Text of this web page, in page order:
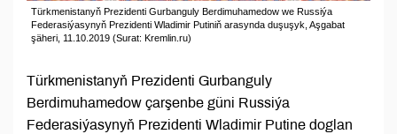
Türkmenistanyň Prezidenti Gurbanguly Berdimuhamedow we Russiýa
Federasiýasynyň Prezidenti Wladimir Putiniň arasynda duşuşyk, Aşgabat
şäheri, 11.10.2019 (Surat: Kremlin.ru)
Türkmenistanyň Prezidenti Gurbanguly
Berdimuhamedow çarşenbe güni Russiýa
Federasiýasynyň Prezidenti Wladimir Putine doglan